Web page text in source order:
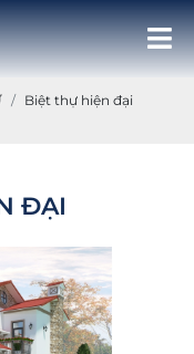
Biệt thự hiện đại
ĐẠI